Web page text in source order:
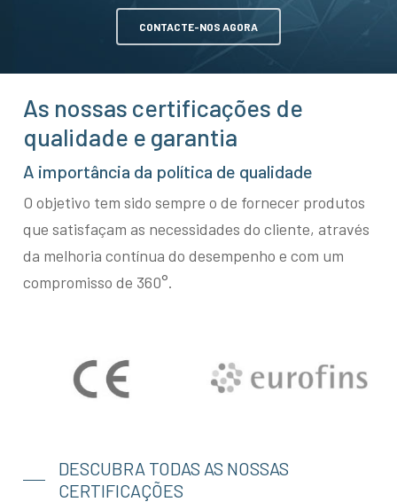
CONTACTE-NOS AGORA
As nossas certificações de
qualidade e garantia
A importância da política de qualidade
O objetivo tem sido sempre o de fornecer produtos
que satisfaçam as necessidades do cliente, através
da melhoria contínua do desempenho e com um
compromisso de 360°.
DESCUBRA TODAS AS NOSSAS
CERTIFICAÇÕES